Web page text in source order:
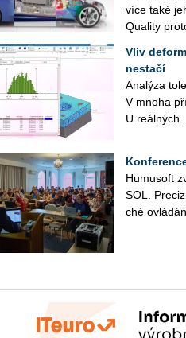
více také
Qua­li­ty
Vliv
nestačí
Ana­lý­za
V mnoha
U re­ál­ných...
Hu­mu­soft
SOL.
ché